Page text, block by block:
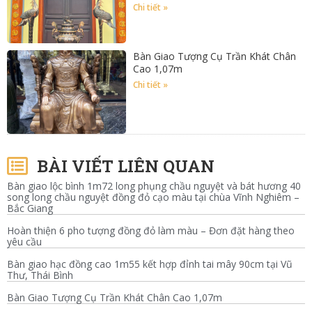
Chi tiết »
Bàn Giao Tượng Cụ Trần Khát Chân
Cao 1,07m
Chi tiết »
BÀI VIẾT LIÊN QUAN
Bàn giao lộc bình 1m72 long phụng chầu nguyệt và bát hương 40
song long chầu nguyệt đồng đỏ cạo màu tại chùa Vĩnh Nghiêm –
Bắc Giang
Hoàn thiện 6 pho tượng đồng đỏ làm màu – Đơn đặt hàng theo
yêu cầu
Bàn giao hạc đồng cao 1m55 kết hợp đỉnh tai mây 90cm tại Vũ
Thư, Thái Bình
Bàn Giao Tượng Cụ Trần Khát Chân Cao 1,07m